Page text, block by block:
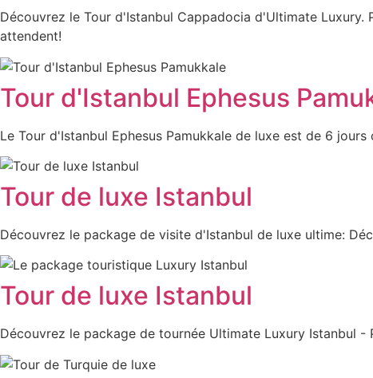
Découvrez le Tour d'Istanbul Cappadocia d'Ultimate
attendent!
Tour d'Istanbul Ephesus
Le Tour d'Istanbul Ephesus Pamukkale de luxe est de 6
Tour de luxe Istanbul
Découvrez le package de visite d'Istanbul de luxe ultime:
Tour de luxe Istanbul
Découvrez le package de tournée Ultimate Luxury Istanbul